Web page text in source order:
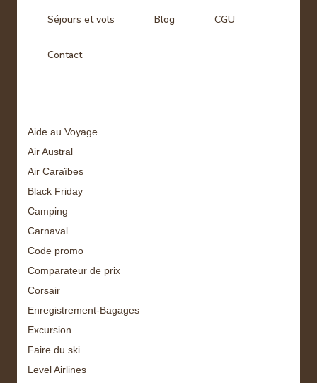
Séjours et vols Blog CGU
Contact
Aide au Voyage
Air Austral
Air Caraïbes
Black Friday
Camping
Carnaval
Code promo
Comparateur de prix
Corsair
Enregistrement-Bagages
Excursion
Faire du ski
Level Airlines